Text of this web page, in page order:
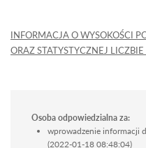
INFORMACJA O WYSOKOŚCI
ORAZ STATYSTYCZNEJ
Osoba odpowiedzialna za:
wprowadzenie informacji
(2022-01-18 08:48:04)